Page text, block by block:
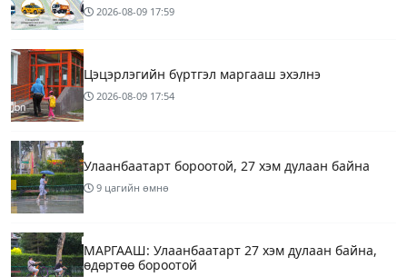
2026-08-09 17:59
Цэцэрлэгийн бүртгэл маргааш эхэлнэ
2026-08-09 17:54
Улаанбаатарт бороотой, 27 хэм дулаан байна
9 цагийн өмнө
МАРГААШ: Улаанбаатарт 27 хэм дулаан байна,
өдөртөө бороотой